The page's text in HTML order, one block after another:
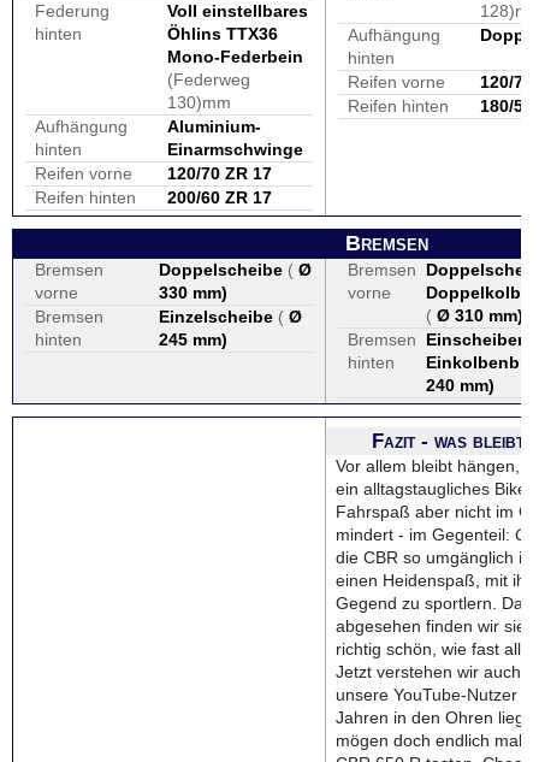
Federung
hinten
Voll einstellbares
Öhlins TTX36
Mono-Federbein
(Federweg
130)mm
Aufhängung
hinten
Aluminium-
Einarmschwinge
Reifen vorne
120/70 ZR 17
Reifen hinten
200/60 ZR 17
Aufhängung
hinten
Reifen vorne
120/
Reifen hinten
180/
Bremsen
Bremsen
vorne
Doppelscheibe ( Ø
330 mm)
Bremsen
hinten
Einzelscheibe ( Ø
245 mm)
Bremsen
vorne
( Ø 310 mm)
Bremsen
hinten
240 mm)
Fazit - was bleibt
Vor allem bleibt hängen,
ein alltagstaugliches Bike
Fahrspaß aber nicht im
mindert - im Gegenteil:
die CBR so umgänglich
einen Heidenspaß, mit ihr
Gegend zu sportlern.
abgesehen finden wir sie
richtig schön, wie fast alle
Jetzt verstehen wir auch,
unsere YouTube-Nutzer
Jahren in den Ohren
mögen doch endlich mal